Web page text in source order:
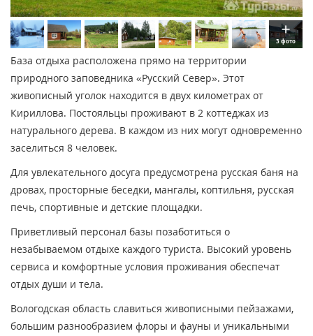
3 фото
База отдыха расположена прямо на территории
природного заповедника «Русский Север». Этот
живописный уголок находится в двух километрах от
Кириллова. Постояльцы проживают в 2 коттеджах из
натурального дерева. В каждом из них могут одновременно
заселиться 8 человек.
Для увлекательного досуга предусмотрена русская баня на
дровах, просторные беседки, мангалы, коптильня, русская
печь, спортивные и детские площадки.
Приветливый персонал базы позаботиться о
незабываемом отдыхе каждого туриста. Высокий уровень
сервиса и комфортные условия проживания обеспечат
отдых души и тела.
Вологодская область славиться живописными пейзажами,
большим разнообразием флоры и фауны и уникальными